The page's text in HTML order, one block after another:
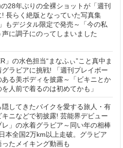
28年ぶりの全裸ショットが「週刊
長らく絶版となっていた写真集
もデジタル限定で発売～「今の私
に調子にのってしまいました
」の水色担当“まなふぃ”こと真中ま
ラビアに挑戦! 「週刊プレイボー
る美ボディを披露～「ビキニとか
人前で着るのは初めてかも」
隠してきたバイクを愛する旅人・有
ニなどで初披露! 芸能界デビュー
」の水着グラビア～同い年の相棒
本全国2万km以上走破。グラビア
たメイキング動画も